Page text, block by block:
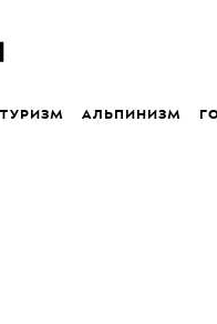
ТУРИЗМ АЛЬПИНИЗМ